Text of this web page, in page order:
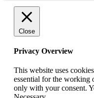
Close
Privacy Overview
This website uses
essential for the working
only with your consent.